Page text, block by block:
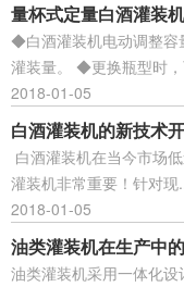
量杯式定量白酒灌装机
◆白酒灌装机电动调整容
灌装量。 ◆更换瓶型时
2018-01-05
白酒灌装机的新技术
白酒灌装机在当今市场
灌装机非常重要！针对现
2018-01-05
油类灌装机在生产中
油类灌装机采用一体化